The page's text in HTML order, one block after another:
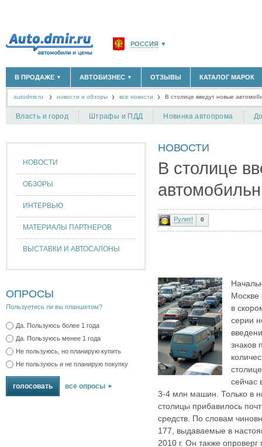
РОССИЯ ▼
САНКТ-ПЕТЕРБУРГ И ОБЛАСТЬ(14298)
КРАСНОДАРСКИЙ КРАЙ(5619)
КРЫМ РЕСПУБЛИКА(412)
В ПРОДАЖЕ ▼
НОВЫЕ АВТОМОБИЛИ(30122)
АВТОМОБИЛИ С ПРОБЕГОМ
АВТОБИЗНЕС ▼
ОФИЦИАЛЬНЫЕ ДИЛЕРЫ(1347)
ТАКСИ(278)
+ ДОБАВИТЬ КОМПАНИЮ
ОТЗЫВЫ КАТАЛОГ МАРОК
autodmir.ru новости и обзоры все новости В столице введут новые
Власть и город Штрафы и ПДД Новинка автопрома
НОВОСТИ
ОБЗОРЫ
ИНТЕРВЬЮ
МАТЕРИАЛЫ ПАРТНЕРОВ
ВЫСТАВКИ И АВТОСАЛОНЫ
ОПРОСЫ
Пользуетесь ли вы планшетом?
Да. Пользуюсь более 1 года
Да. Пользуюсь менее 1 года
Не пользуюсь, но планирую купить
Не пользуюсь и не планирую покупку
все опросы
НОВОСТИ
В столице
Рулит! 0
Москве
в
серии
знаков
сейчас
3-4 млн машин. Только в
столицы прибавилось
средств. По словам
177, выдаваемые в
2010 г. Он также